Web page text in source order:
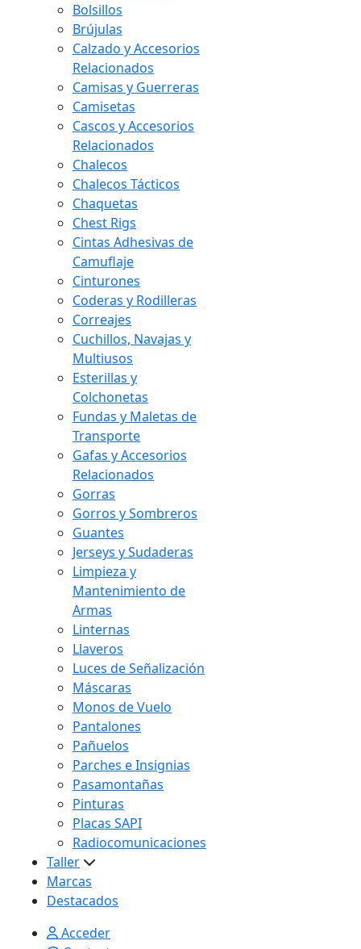
Bolsillos
Brújulas
Calzado y Accesorios
Relacionados
Camisas y Guerreras
Camisetas
Cascos y Accesorios
Relacionados
Chalecos
Chalecos Tácticos
Chaquetas
Chest Rigs
Cintas Adhesivas de
Camuflaje
Cinturones
Coderas y Rodilleras
Correajes
Cuchillos, Navajas y
Multiusos
Esterillas y
Colchonetas
Fundas y Maletas de
Transporte
Gafas y Accesorios
Relacionados
Gorras
Gorros y Sombreros
Guantes
Jerseys y Sudaderas
Limpieza y
Mantenimiento de
Armas
Linternas
Llaveros
Luces de Señalización
Máscaras
Monos de Vuelo
Pantalones
Pañuelos
Parches e Insignias
Pasamontañas
Pinturas
Placas SAPI
Radiocomunicaciones
Taller
Marcas
Destacados
Acceder